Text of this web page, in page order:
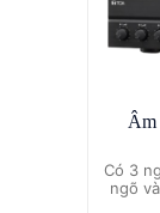
Âm
Có 3
ngõ